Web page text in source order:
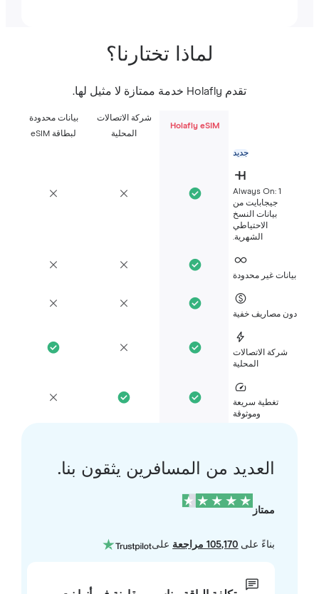
لماذا تختارنا؟
Holafly eSIM
شركة الاتصالات
بيانات محدودة
Always On: 1
جيجابايت من
بيانات النسخ
الاحتياطي
غير محدودة
مصاريف خفية
شركة الاتصالات
تغطية سريعة
العديد من المسافرين يثقون بنا.
بناءً على105,170 مراجعة على